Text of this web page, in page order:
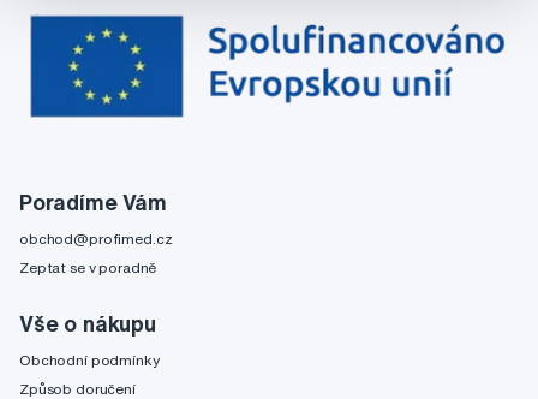
Poradíme Vám
obchod@profimed.cz
Zeptat se v poradně
Vše o nákupu
Obchodní podmínky
Způsob doručení